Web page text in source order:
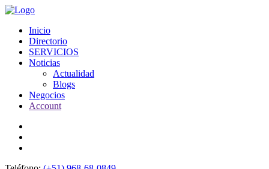
Inicio
Directorio
SERVICIOS
Noticias
Actualidad
Blogs
Negocios
Account